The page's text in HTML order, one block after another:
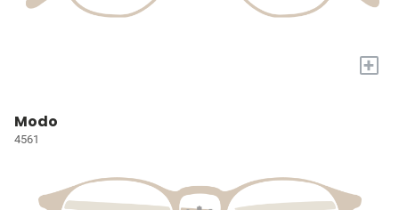
+
Modo
4561